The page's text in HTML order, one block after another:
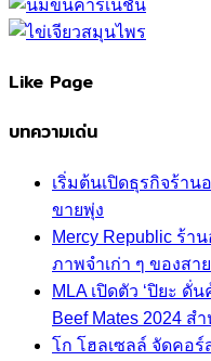
Like Page
บทความเด่น
เริ่มต้นเปิดธุรกิจร้าน
ขายพุ่ง
Mercy Republic ร้า
ภาพจำเก่า ๆ ของสา
MLA เปิดตัว ‘ปิยะ ดั่
Beef Mates 2024 ส
โก โฮลเซลล์ จัดคอ